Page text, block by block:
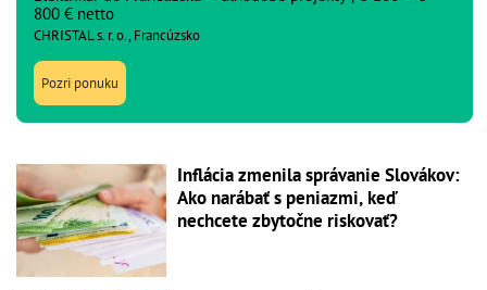
800 € netto
CHRISTAL s. r. o., Francúzsko
Pozri ponuku
Inflácia zmenila správanie Slovákov:
Ako narábať s peniazmi, keď
nechcete zbytočne riskovať?